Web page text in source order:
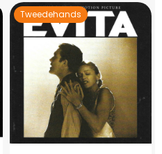
Tweedehands